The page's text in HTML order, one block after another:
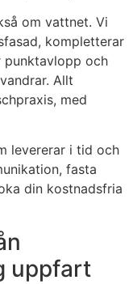
om vattnet. Vi
kompletterar
punktavlopp och
Allt
med
levererar i tid och
fasta
din kostnadsfria
uppfart